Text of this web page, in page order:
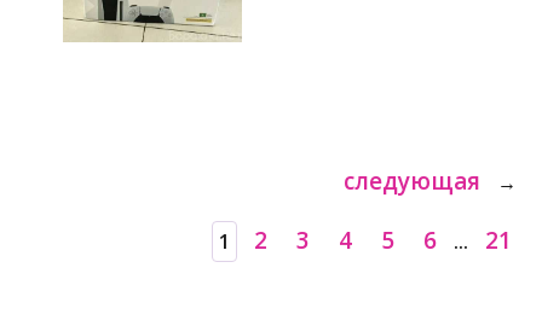
следующая →
1 2 3 4 5 6 ... 21